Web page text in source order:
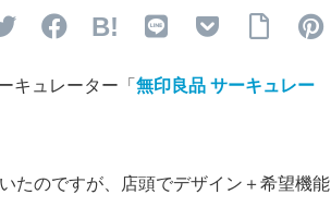
B!
キュレーター「 無印良品 サーキュレー
たのですが、店頭でデザイン＋希望機能